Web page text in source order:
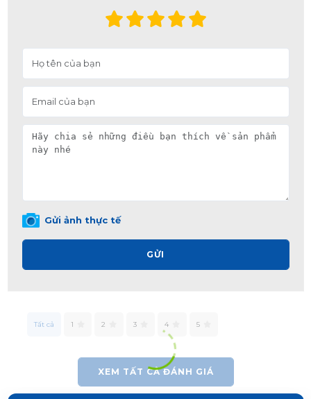
Gửi ảnh thực tế
GỬI
Tất cả 1 2 3 4 5
XEM TẤT CẢ ĐÁNH GIÁ